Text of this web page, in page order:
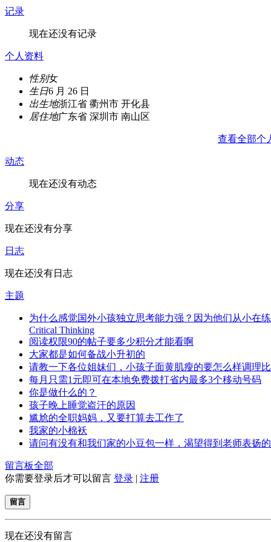
记录
现在还没有记录
个人资料
性别女
生日6 月 26 日
出生地浙江省 衢州市 开化县
居住地广东省 深圳市 南山区
查看全部个
动态
现在还没有动态
分享
现在还没有分享
日志
现在还没有日志
主题
为什么感觉国外小孩独立思考能力强？因为他们从小在练
Critical Thinking
阅读权限90的帖子要多少积分才能看啊
大家都是如何备战小升初的
请教一下各位姐妹们，小孩子面黄肌瘦的要怎么样调理
每月只需1元即可在本地免费拨打省内最多3个移动号码
你是做什么的？
孩子晚上睡觉盗汗的原因
尴尬的全职妈妈，又要打算去工作了
我家的小棉袄
请问有没有和我们家的小豆包一样，渴望得到老师表扬
留言板全部
你需要登录后才可以留言 登录 | 注册
留言
现在还没有留言